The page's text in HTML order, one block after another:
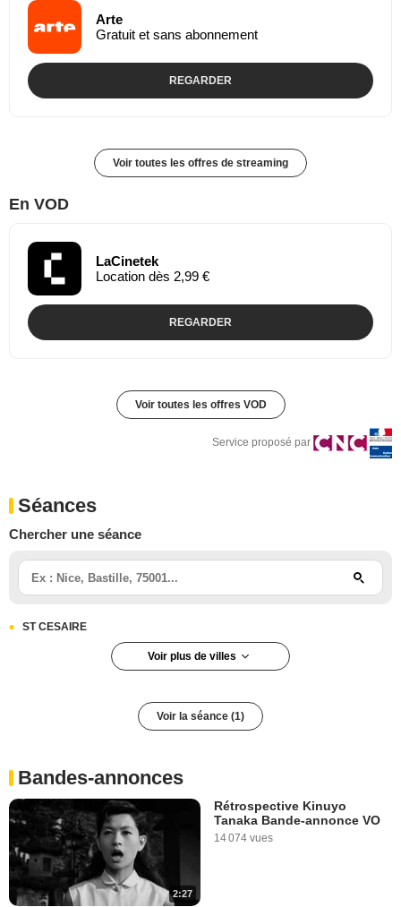
Arte
Gratuit et sans abonnement
REGARDER
Voir toutes les offres de streaming
En VOD
LaCinetek
Location dès 2,99 €
REGARDER
Voir toutes les offres VOD
Service proposé par
Séances
Chercher une séance
ST CESAIRE
Voir plus de villes
Voir la séance (1)
Bandes-annonces
2:27
Rétrospective Kinuyo
Tanaka Bande-annonce VO
14 074 vues